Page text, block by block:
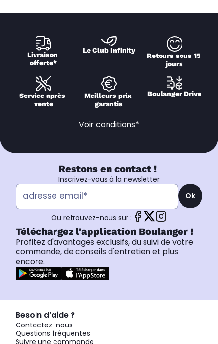
Livraison
offerte*
Le Club Infinity
Retours sous 15
jours
Service après
vente
Meilleurs prix
garantis
Boulanger Drive
Voir conditions*
Restons en contact !
Inscrivez-vous à la newsletter
Ok
Ou retrouvez-nous sur :
Téléchargez l'application Boulanger !
Profitez d'avantages exclusifs, du suivi de votre
commande, de conseils d'entretien et plus
encore.
Besoin d’aide ?
Contactez-nous
Questions fréquentes
Suivre une commande